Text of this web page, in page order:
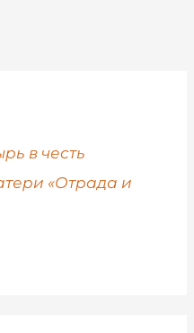
в честь
«Отрада и